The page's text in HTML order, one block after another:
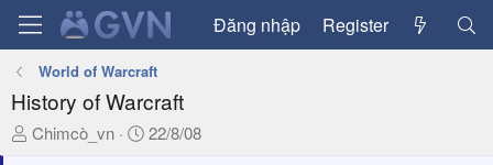
Đăng nhập Register
World of Warcraft
History of Warcraft
T
Chimcò_vn
N
22/8/08